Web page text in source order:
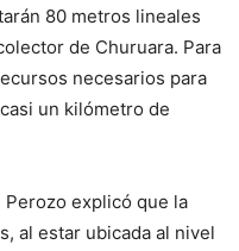
80 metros lineales
de Churuara. Para
necesarios para
un kilómetro de
explicó que la
al estar ubicada al nivel